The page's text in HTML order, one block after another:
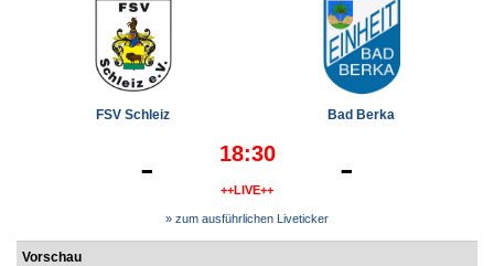
FSV Schleiz Bad Berka
- 18:30
++LIVE++ -
» zum ausführlichen Liveticker
Vorschau